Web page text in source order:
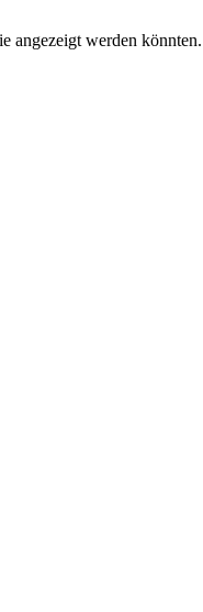
angezeigt werden könnten.